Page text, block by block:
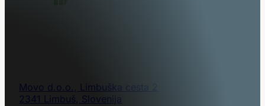
Movo d.o.o., Limbuška cesta 2
2341 Limbuš, Slovenija